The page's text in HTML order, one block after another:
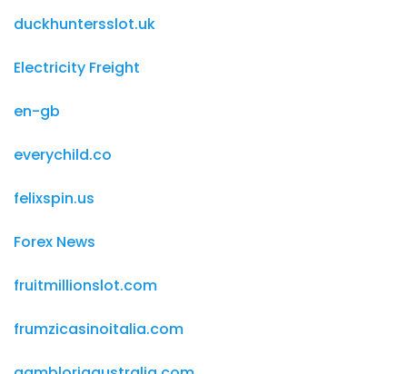
duckhuntersslot.uk
Electricity Freight
en-gb
everychild.co
felixspin.us
Forex News
fruitmillionslot.com
frumzicasinoitalia.com